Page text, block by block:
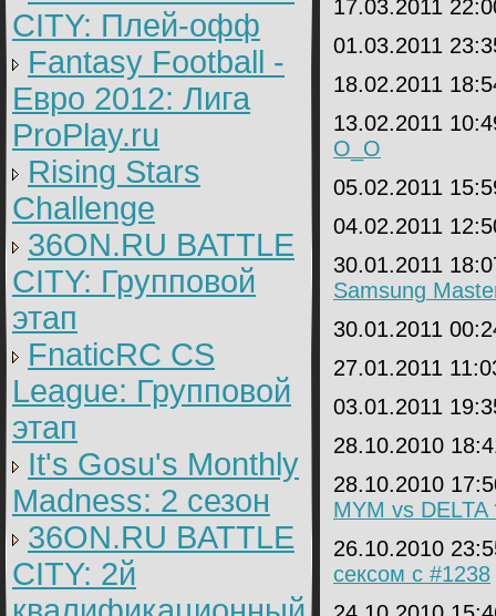
CITY: Плей-офф
Fantasy Football -
Евро 2012: Лига
ProPlay.ru
Rising Stars
Challenge
36ON.RU BATTLE
CITY: Групповой
этап
FnaticRC CS
League: Групповой
этап
It's Gosu's Monthly
Madness: 2 сезон
36ON.RU BATTLE
CITY: 2й
17.03.2011
01.03.2011
18.02.2011
13.02.2011
O_O
05.02.2011
04.02.2011
30.01.2011
Samsung
30.01.2011
27.01.2011
03.01.2011
28.10.2010
28.10.2010
MYM vs DELTA
26.10.2010
сексом с #1238